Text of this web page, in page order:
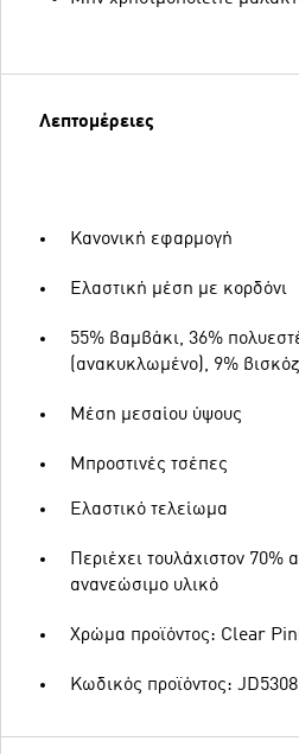
Λεπτομέρειες
Κανονική εφαρμογή
Ελαστική μέση με κορδόνι
55% βαμβάκι, 36%
(ανακυκλωμένο), 9%
Μέση μεσαίου ύψους
Μπροστινές τσέπες
Ελαστικό τελείωμα
Περιέχει τουλάχιστον
ανανεώσιμο υλικό
Χρώμα προϊόντος: Clear
Κωδικός προϊόντος: JD5308